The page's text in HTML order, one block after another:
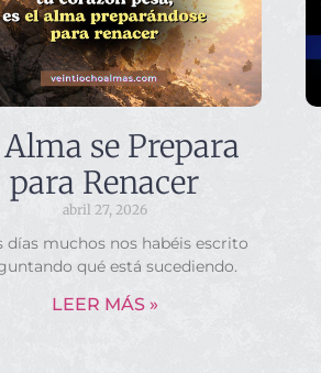
se Prepara
para Renacer
abril 27, 2026
días muchos nos habéis escrito
qué está sucediendo.
LEER MÁS »